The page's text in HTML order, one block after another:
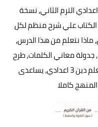
الترم الثاني, نسخة
الكتاب علي شرح منظم لكل
نتعلم من هذا الدرس,
جدولة معاني الكلمات, طرح
اسئلة في نهاية كل درس, كتاب المعلم دين 3 اعدادي, يساعدى
كاملا